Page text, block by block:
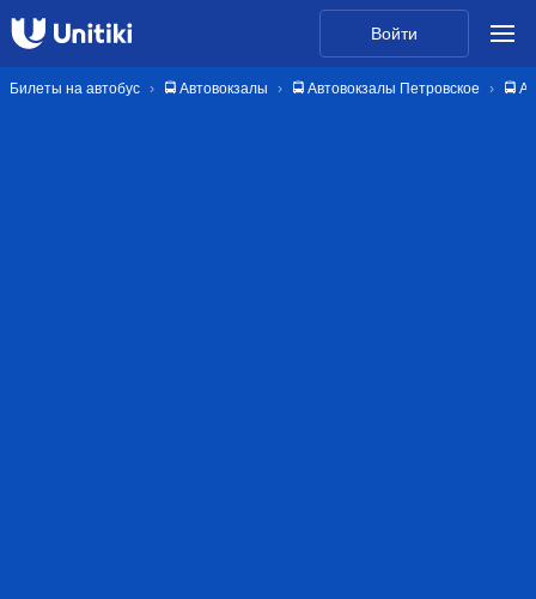
Войти
Билеты на автобус 🚍 Автовокзалы 🚍 Автовокзалы Петровское 🚍